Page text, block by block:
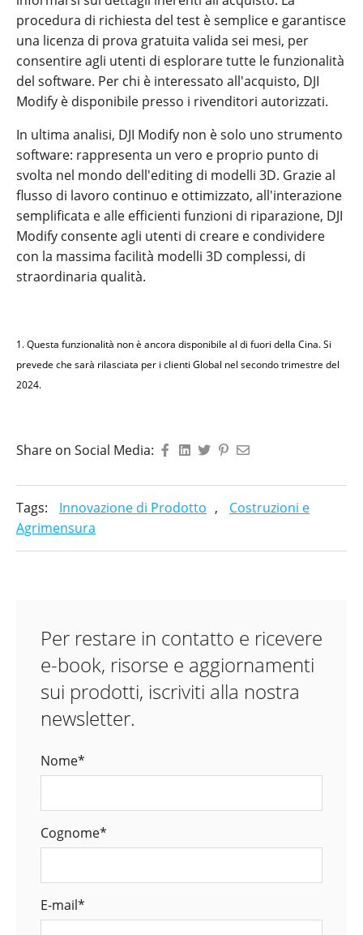
procedura di richiesta del test è semplice e garantisce
una licenza di prova gratuita valida sei mesi, per
consentire agli utenti di esplorare tutte le funzionalità
del software. Per chi è interessato all'acquisto, DJI
Modify è disponibile presso i rivenditori autorizzati.
In ultima analisi, DJI Modify non è solo uno strumento
software: rappresenta un vero e proprio punto di
svolta nel mondo dell'editing di modelli 3D. Grazie al
flusso di lavoro continuo e ottimizzato, all'interazione
semplificata e alle efficienti funzioni di riparazione, DJI
Modify consente agli utenti di creare e condividere
con la massima facilità modelli 3D complessi, di
straordinaria qualità.
1. Questa funzionalità non è ancora disponibile al di fuori della Cina. Si
prevede che sarà rilasciata per i clienti Global nel secondo trimestre del
2024.
Share on Social Media:
Tags: Innovazione di Prodotto ,
Costruzioni e
Agrimensura
Per restare in contatto e ricevere
e-book, risorse e aggiornamenti
sui prodotti, iscriviti alla nostra
newsletter.
Nome*
Cognome*
E-mail*